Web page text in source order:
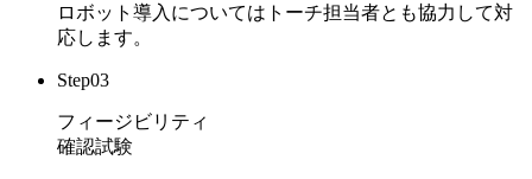
ロボット導入についてはトーチ担当者とも協力して対
応します。
Step03
フィージビリティ
確認試験